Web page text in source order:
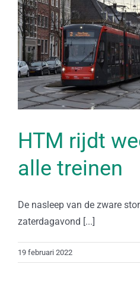
HTM rijdt
alle treinen
De nasleep van de zware
zaterdagavond [...]
19 februari 2022